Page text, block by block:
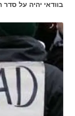
בוודאי יהיה על סדר